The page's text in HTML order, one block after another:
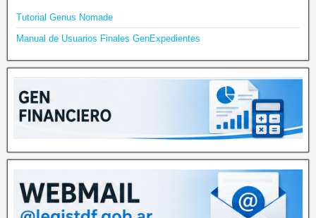
Tutorial Genus Nomade
Manual de Usuarios Finales GenExpedientes